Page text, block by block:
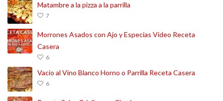
Matambre a la pizza a la parrilla
7
Morrones Asados con Ajo y Especias Video Receta
Casera
6
Vacío al Vino Blanco Horno o Parrilla Receta Casera
6